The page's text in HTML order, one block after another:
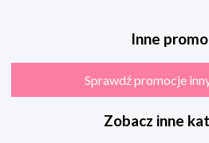
Inne
Sprawdź promocje
Zobacz inne